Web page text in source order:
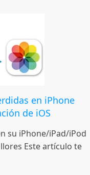
en iPhone
de iOS
su iPhone/iPad/iPod
Este artículo te